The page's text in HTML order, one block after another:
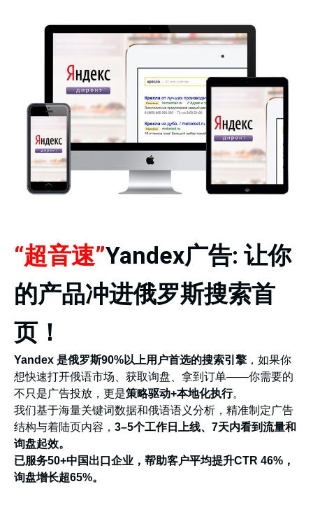
“超音速”Yandex广告: 让你
的产品冲进俄罗斯搜索首
页！
Yandex 是俄罗斯90%以上用户首选的搜索引擎 ，如果你
想快速打开俄语市场、获取询盘、拿到订单——你需要的
不只是广告投放，更是策略驱动+本地化执行。
我们基于海量关键词数据和俄语语义分析，精准制定广告
结构与着陆页内容， 3–5个工作日上线、7天内看到流量和
询盘起效。
已服务50+中国出口企业，帮助客户平均提升CTR 46%，
询盘增长超65%。